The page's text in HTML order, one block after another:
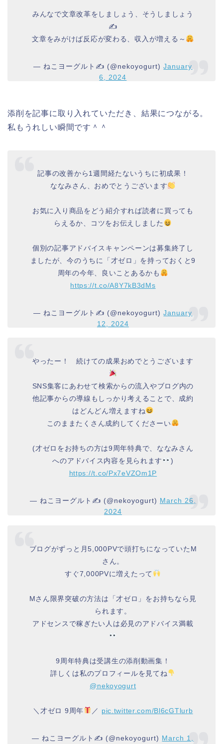
みんなで文章改革をしましょう、そうしましょう
✍️
文章をみがけば反応が変わる、収入が増える～
— ねこヨーグルト✍️ (@nekoyogurt)January
6, 2024
添削を記事に取り入れていただき、結果につながる。
私もうれしい瞬間です＾＾
記事の改善から1週間経たないうちに初成果！
ななみさん、おめでとうございます
お気に入り商品をどう紹介すれば読者に買っても
らえるか、コツをお伝えしました
個別の記事アドバイスキャンペーンは募集終了し
ましたが、今のうちに「才ゼロ」を持っておくと9
周年の今年、良いことあるかも
https://t.co/A8Y7kB3dMs
— ねこヨーグルト✍️ (@nekoyogurt)January
12, 2024
やったー！ 続けての成果おめでとうございます
SNS集客にあわせて検索からの流入やブログ内の
他記事からの導線もしっかり考えることで、成約
はどんどん増えますね
このままたくさん成約してくださーい
(才ゼロをお持ちの方は9周年特典で、ななみさん
へのアドバイス内容を見られます
)
https://t.co/Px7eVZOm1P
— ねこヨーグルト✍️ (@nekoyogurt) March 26,
2024
ブログがずっと月5,000PVで頭打ちになっていたM
さん。
すぐ7,000PVに増えたって
Mさん限界突破の方法は「才ゼロ」をお持ちなら見
られます。
アドセンスで稼ぎたい人は必見のアドバイス満載
9周年特典は受講生の添削動画集！
詳しくは私のプロフィールを見てね
@nekoyogurt
＼才ゼロ 9周年 ／ pic.twitter.com/Bl6cGTlurb
— ねこヨーグルト✍️ (@nekoyogurt) March 1,